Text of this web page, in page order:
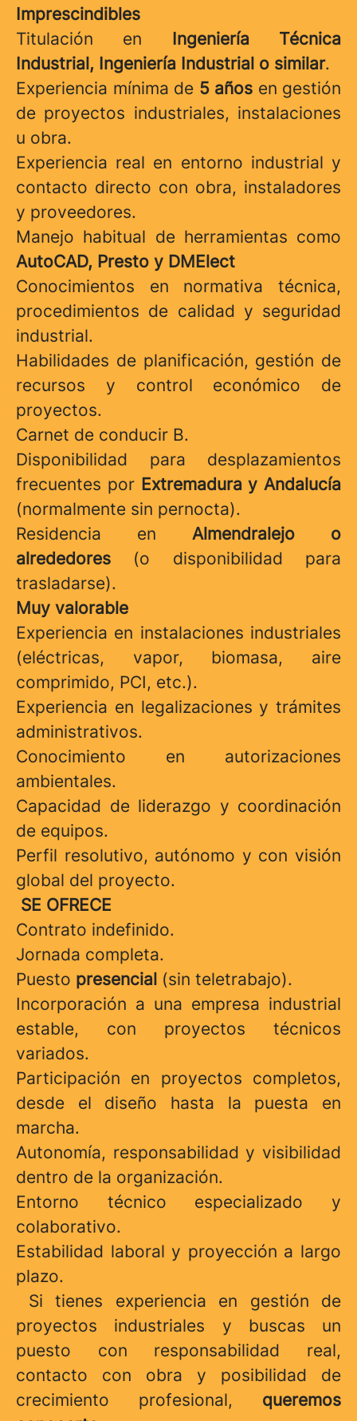
Imprescindibles
Titulación en Ingeniería Técnica
Industrial, Ingeniería Industrial o similar.
Experiencia mínima de 5 años en gestión
de proyectos industriales, instalaciones
u obra.
Experiencia real en entorno industrial y
contacto directo con obra, instaladores
y proveedores.
Manejo habitual de herramientas como
AutoCAD, Presto y DMElect
Conocimientos en normativa técnica,
procedimientos de calidad y seguridad
industrial.
Habilidades de planificación, gestión de
recursos y control económico de
proyectos.
Carnet de conducir B.
Disponibilidad para desplazamientos
frecuentes por Extremadura y Andalucía
(normalmente sin pernocta).
Residencia en Almendralejo o
alrededores (o disponibilidad para
trasladarse).
Muy valorable
Experiencia en instalaciones industriales
(eléctricas, vapor, biomasa, aire
comprimido, PCI, etc.).
Experiencia en legalizaciones y trámites
administrativos.
Conocimiento en autorizaciones
ambientales.
Capacidad de liderazgo y coordinación
de equipos.
Perfil resolutivo, autónomo y con visión
global del proyecto.
SE OFRECE
Contrato indefinido.
Jornada completa.
Puesto presencial (sin teletrabajo).
Incorporación a una empresa industrial
estable, con proyectos técnicos
variados.
Participación en proyectos completos,
desde el diseño hasta la puesta en
marcha.
Autonomía, responsabilidad y visibilidad
dentro de la organización.
Entorno técnico especializado y
colaborativo.
Estabilidad laboral y proyección a largo
plazo.
Si tienes experiencia en gestión de
proyectos industriales y buscas un
puesto con responsabilidad real,
contacto con obra y posibilidad de
crecimiento profesional, queremos